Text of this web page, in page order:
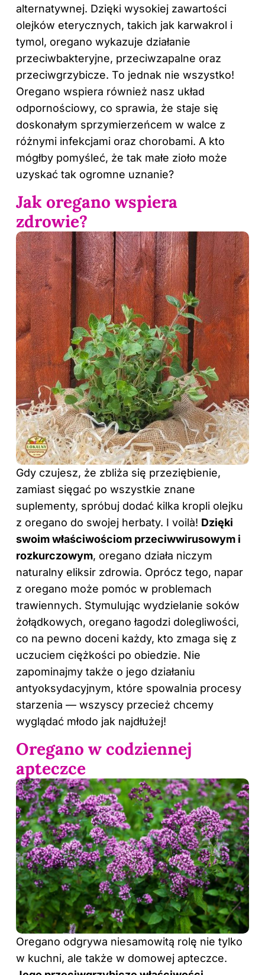
alternatywnej. Dzięki wysokiej zawartości
olejków eterycznych, takich jak karwakrol i
tymol, oregano wykazuje działanie
przeciwbakteryjne, przeciwzapalne oraz
przeciwgrzybicze. To jednak nie wszystko!
Oregano wspiera również nasz układ
odpornościowy, co sprawia, że staje się
doskonałym sprzymierzeńcem w walce z
różnymi infekcjami oraz chorobami. A kto
mógłby pomyśleć, że tak małe zioło może
uzyskać tak ogromne uznanie?
Jak oregano wspiera
zdrowie?
Gdy czujesz, że zbliża się przeziębienie,
zamiast sięgać po wszystkie znane
suplementy, spróbuj dodać kilka kropli olejku
z oregano do swojej herbaty. I voilà! Dzięki
swoim właściwościom przeciwwirusowym i
rozkurczowym, oregano działa niczym
naturalny eliksir zdrowia. Oprócz tego, napar
z oregano może pomóc w problemach
trawiennych. Stymulując wydzielanie soków
żołądkowych, oregano łagodzi dolegliwości,
co na pewno doceni każdy, kto zmaga się z
uczuciem ciężkości po obiedzie. Nie
zapominajmy także o jego działaniu
antyoksydacyjnym, które spowalnia procesy
starzenia — wszyscy przecież chcemy
wyglądać młodo jak najdłużej!
Oregano w codziennej
apteczce
Oregano odgrywa niesamowitą rolę nie tylko
w kuchni, ale także w domowej apteczce.